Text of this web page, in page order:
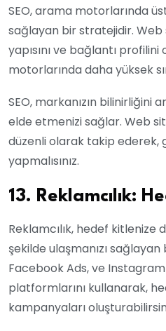
SEO, arama motorlarında
sağlayan bir stratejidir. Web
yapısını ve bağlantı
motorlarında daha yüksek
SEO, markanızın bilinirliğini
elde etmenizi sağlar. Web
düzenli olarak takip ederek,
yapmalısınız.
13. Reklamcılık:
Reklamcılık, hedef kitlenize
şekilde ulaşmanızı
Facebook Ads, ve
platformlarını kullanarak,
kampanyaları